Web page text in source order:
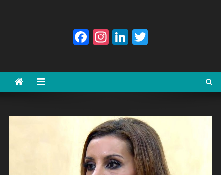
Facebook
Instagram
LinkedIn